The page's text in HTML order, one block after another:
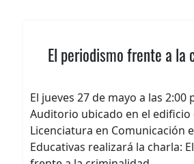
El periodismo frente a la
El jueves 27 de mayo a las 2:00
Auditorio ubicado en el edificio
Licenciatura en Comunicación
Educativas realizará la charla: